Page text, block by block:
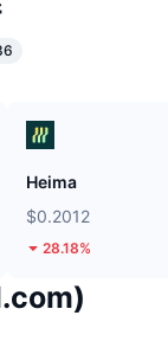
Heima
$0.2012
28.18%